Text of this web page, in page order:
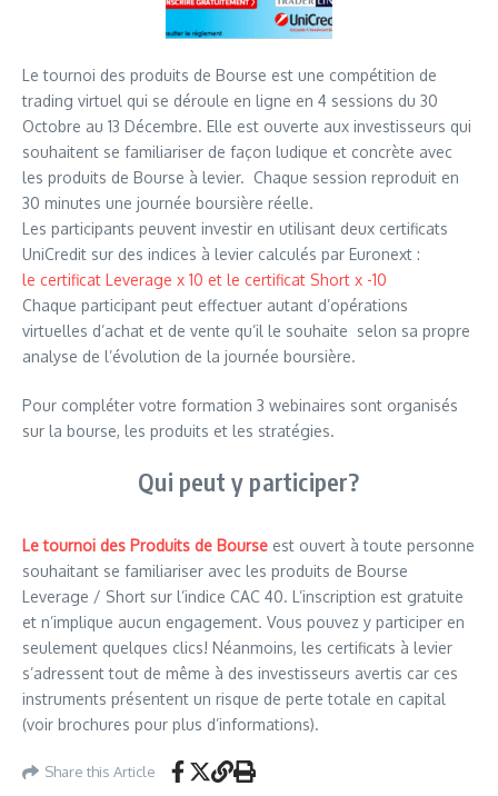
Le tournoi des produits de Bourse est une compétition de
trading virtuel qui se déroule en ligne en 4 sessions du 30
Octobre au 13 Décembre. Elle est ouverte aux investisseurs qui
souhaitent se familiariser de façon ludique et concrète avec
les produits de Bourse à levier. Chaque session reproduit en
30 minutes une journée boursière réelle.
Les participants peuvent investir en utilisant deux certificats
UniCredit sur des indices à levier calculés par Euronext :
le certificat Leverage x 10 et le certificat Short x -10
Chaque participant peut effectuer autant d’opérations
virtuelles d’achat et de vente qu’il le souhaite selon sa propre
analyse de l’évolution de la journée boursière.
Pour compléter votre formation 3 webinaires sont organisés
sur la bourse, les produits et les stratégies.
Qui peut y participer?
Le tournoi des Produits de Bourse est ouvert à toute personne
souhaitant se familiariser avec les produits de Bourse
Leverage / Short sur l’indice CAC 40. L’inscription est gratuite
et n’implique aucun engagement. Vous pouvez y participer en
seulement quelques clics! Néanmoins, les certificats à levier
s’adressent tout de même à des investisseurs avertis car ces
instruments présentent un risque de perte totale en capital
(voir brochures pour plus d’informations).
Share this Article